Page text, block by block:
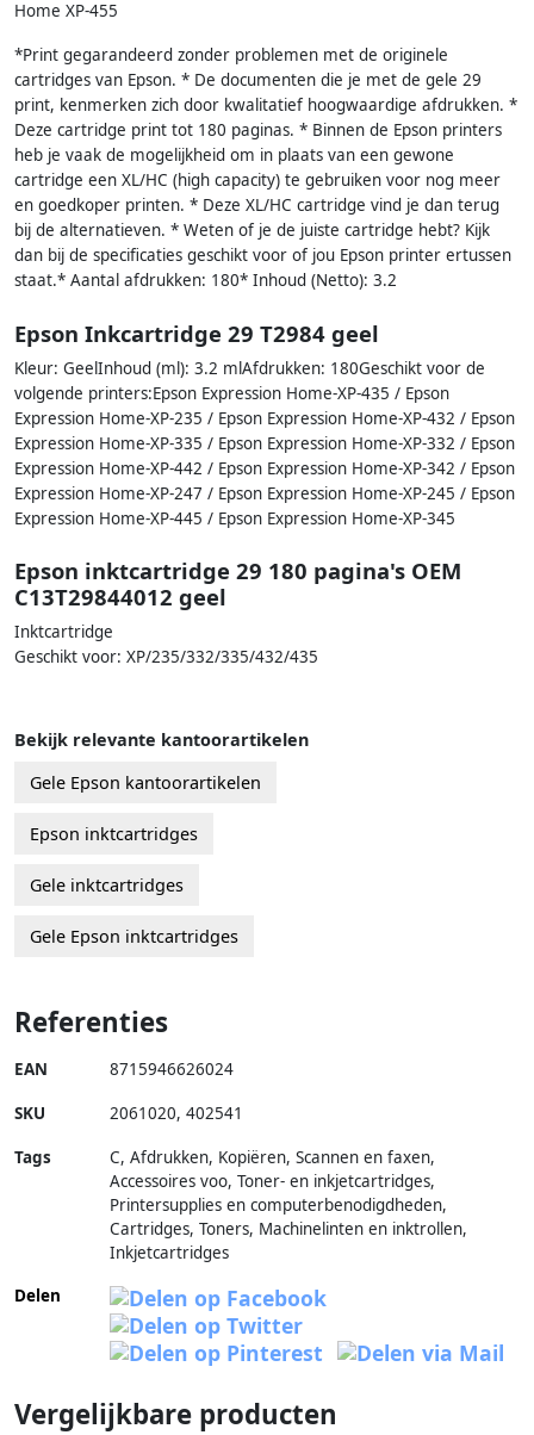
Home XP-455
*Print gegarandeerd zonder problemen met de originele
cartridges van Epson. * De documenten die je met de gele 29
print, kenmerken zich door kwalitatief hoogwaardige afdrukken. *
Deze cartridge print tot 180 paginas. * Binnen de Epson printers
heb je vaak de mogelijkheid om in plaats van een gewone
cartridge een XL/HC (high capacity) te gebruiken voor nog meer
en goedkoper printen. * Deze XL/HC cartridge vind je dan terug
bij de alternatieven. * Weten of je de juiste cartridge hebt? Kijk
dan bij de specificaties geschikt voor of jou Epson printer ertussen
staat.* Aantal afdrukken: 180* Inhoud (Netto): 3.2
Epson Inkcartridge 29 T2984 geel
Kleur: GeelInhoud (ml): 3.2 mlAfdrukken: 180Geschikt voor de
volgende printers:Epson Expression Home-XP-435 / Epson
Expression Home-XP-235 / Epson Expression Home-XP-432 / Epson
Expression Home-XP-335 / Epson Expression Home-XP-332 / Epson
Expression Home-XP-442 / Epson Expression Home-XP-342 / Epson
Expression Home-XP-247 / Epson Expression Home-XP-245 / Epson
Expression Home-XP-445 / Epson Expression Home-XP-345
Epson inktcartridge 29 180 pagina's OEM
C13T29844012 geel
Inktcartridge
Geschikt voor: XP/235/332/335/432/435
Bekijk relevante kantoorartikelen
Gele Epson kantoorartikelen
Epson inktcartridges
Gele inktcartridges
Gele Epson inktcartridges
Referenties
EAN 8715946626024
SKU 2061020, 402541
Tags
C, Afdrukken, Kopiëren, Scannen en faxen,
Accessoires voo, Toner- en inkjetcartridges,
Printersupplies en computerbenodigdheden,
Cartridges, Toners, Machinelinten en inktrollen,
Inkjetcartridges
Delen
Vergelijkbare producten